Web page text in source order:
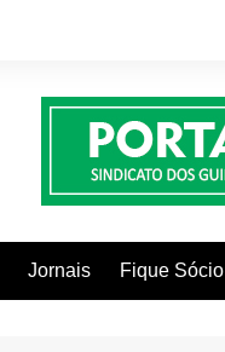
Jornais Fique Sócio